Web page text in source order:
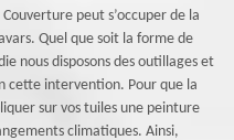
peut s’occuper de la
Quel que soit la forme de
nous disposons des outillages et
cette intervention. Pour que la
sur vos tuiles une peinture
climatiques. Ainsi,